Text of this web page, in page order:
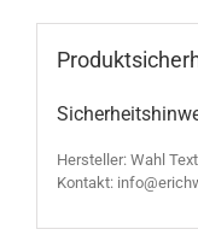
Hersteller: Wahl
Kontakt: